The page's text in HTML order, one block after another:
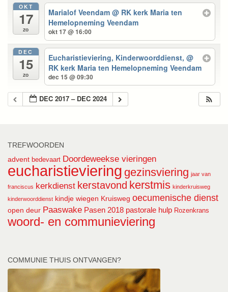
OKT
17
zo
Marialof Veendam@ RK kerk Maria ten
Hemelopneming Veendam
okt 17 @ 16:00
DEC
15
zo
Eucharistieviering, Kinderwoorddienst,@
RK kerk Maria ten Hemelopneming Veendam
dec 15 @ 09:30
DEC 2017 – DEC 2024
TREFWOORDEN
advent bedevaart Doordeweekse vieringen
eucharistieviering gezinsviering jaar van
franciscus kerkdienst kerstavond kerstmis kinderkruisweg
kinderwoorddienst kindje wiegen Kruisweg oecumenische dienst
open deur Paaswake Pasen 2018 pastorale hulp Rozenkrans
woord- en communieviering
COMMUNIE THUIS ONTVANGEN?